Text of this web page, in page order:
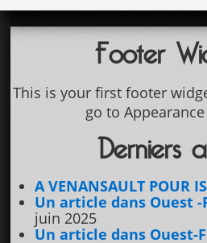
Footer
This is your first footer
go to
Derniers
A VENANSAULT POUR
Un article dans Ouest
juin 2025
Un article dans Ouest-